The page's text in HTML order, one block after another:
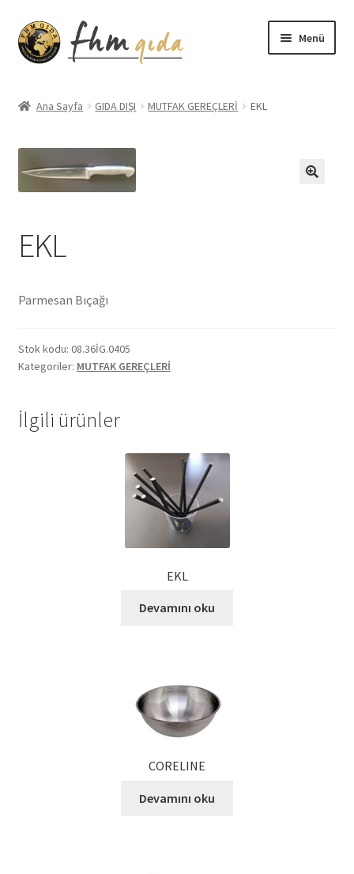
Dolaşıma
geç
İçeriğe
geç
Menü
Anatolia Katalog
Bilgilendirme
Çerez Politikası
Ekol Katalog
Heinz Katalog
Ana Sayfa GIDA DIŞI MUTFAK GEREÇLERİ EKL
EKL
Parmesan Bıçağı
Stok kodu: 08.36İG.0405
Kategoriler: MUTFAK GEREÇLERİ
İlgili ürünler
EKL
Devamını oku
CORELINE
Devamını oku